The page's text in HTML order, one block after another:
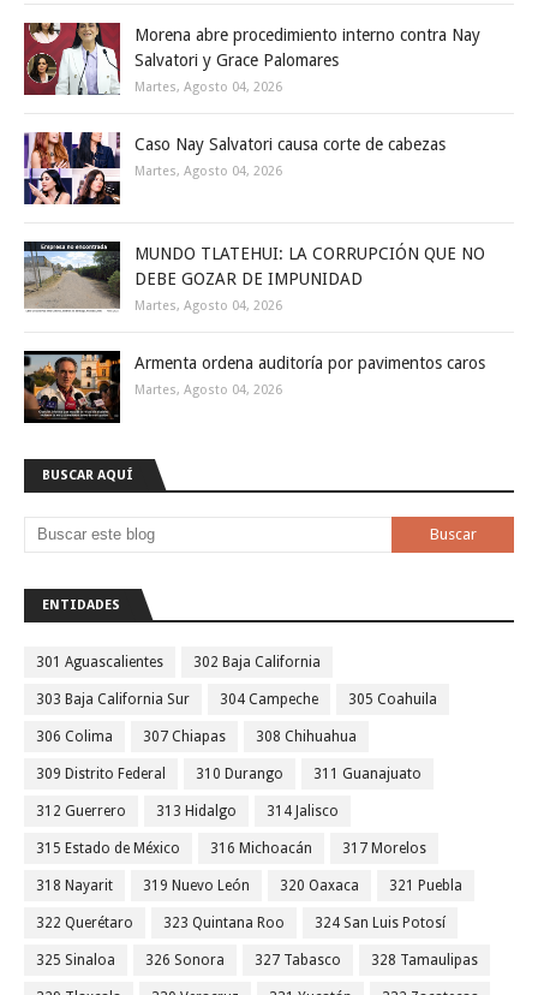
Morena abre procedimiento interno contra Nay
Salvatori y Grace Palomares
Martes, Agosto 04, 2026
Caso Nay Salvatori causa corte de cabezas
Martes, Agosto 04, 2026
MUNDO TLATEHUI: LA CORRUPCIÓN QUE NO
DEBE GOZAR DE IMPUNIDAD
Martes, Agosto 04, 2026
Armenta ordena auditoría por pavimentos caros
Martes, Agosto 04, 2026
BUSCAR AQUÍ
ENTIDADES
301 Aguascalientes 302 Baja California
303 Baja California Sur 304 Campeche 305 Coahuila
306 Colima 307 Chiapas 308 Chihuahua
309 Distrito Federal 310 Durango 311 Guanajuato
312 Guerrero 313 Hidalgo 314 Jalisco
315 Estado de México 316 Michoacán 317 Morelos
318 Nayarit 319 Nuevo León 320 Oaxaca 321 Puebla
322 Querétaro 323 Quintana Roo 324 San Luis Potosí
325 Sinaloa 326 Sonora 327 Tabasco 328 Tamaulipas